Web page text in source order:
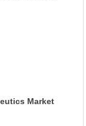
Market